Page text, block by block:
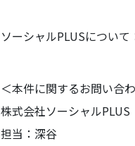
ソーシャルPLUSについて
＜本件に関するお問い合
株式会社ソーシャルPLUS
担当：深谷